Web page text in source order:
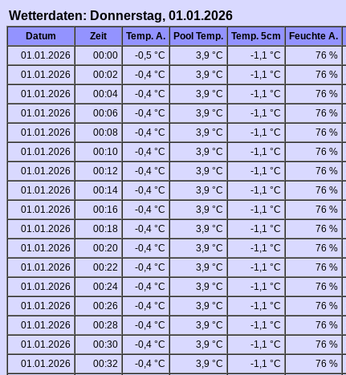
Wetterdaten: Donnerstag, 01.01.2026
Datum Zeit Temp. A. Pool Temp. Temp. 5cm Feuchte A.
01.01.2026
00:00 -0,5 °C 3,9 °C -1,1 °C 76 %
01.01.2026
00:02 -0,4 °C 3,9 °C -1,1 °C 76 %
01.01.2026
00:04 -0,4 °C 3,9 °C -1,1 °C 76 %
01.01.2026
00:06 -0,4 °C 3,9 °C -1,1 °C 76 %
01.01.2026
00:08 -0,4 °C 3,9 °C -1,1 °C 76 %
01.01.2026
00:10 -0,4 °C 3,9 °C -1,1 °C 76 %
01.01.2026
00:12 -0,4 °C 3,9 °C -1,1 °C 76 %
01.01.2026
00:14 -0,4 °C 3,9 °C -1,1 °C 76 %
01.01.2026
00:16 -0,4 °C 3,9 °C -1,1 °C 76 %
01.01.2026
00:18 -0,4 °C 3,9 °C -1,1 °C 76 %
01.01.2026
00:20 -0,4 °C 3,9 °C -1,1 °C 76 %
01.01.2026
00:22 -0,4 °C 3,9 °C -1,1 °C 76 %
01.01.2026
00:24 -0,4 °C 3,9 °C -1,1 °C 76 %
01.01.2026
00:26 -0,4 °C 3,9 °C -1,1 °C 76 %
01.01.2026
00:28 -0,4 °C 3,9 °C -1,1 °C 76 %
01.01.2026
00:30 -0,4 °C 3,9 °C -1,1 °C 76 %
01.01.2026
00:32 -0,4 °C 3,9 °C -1,1 °C 76 %